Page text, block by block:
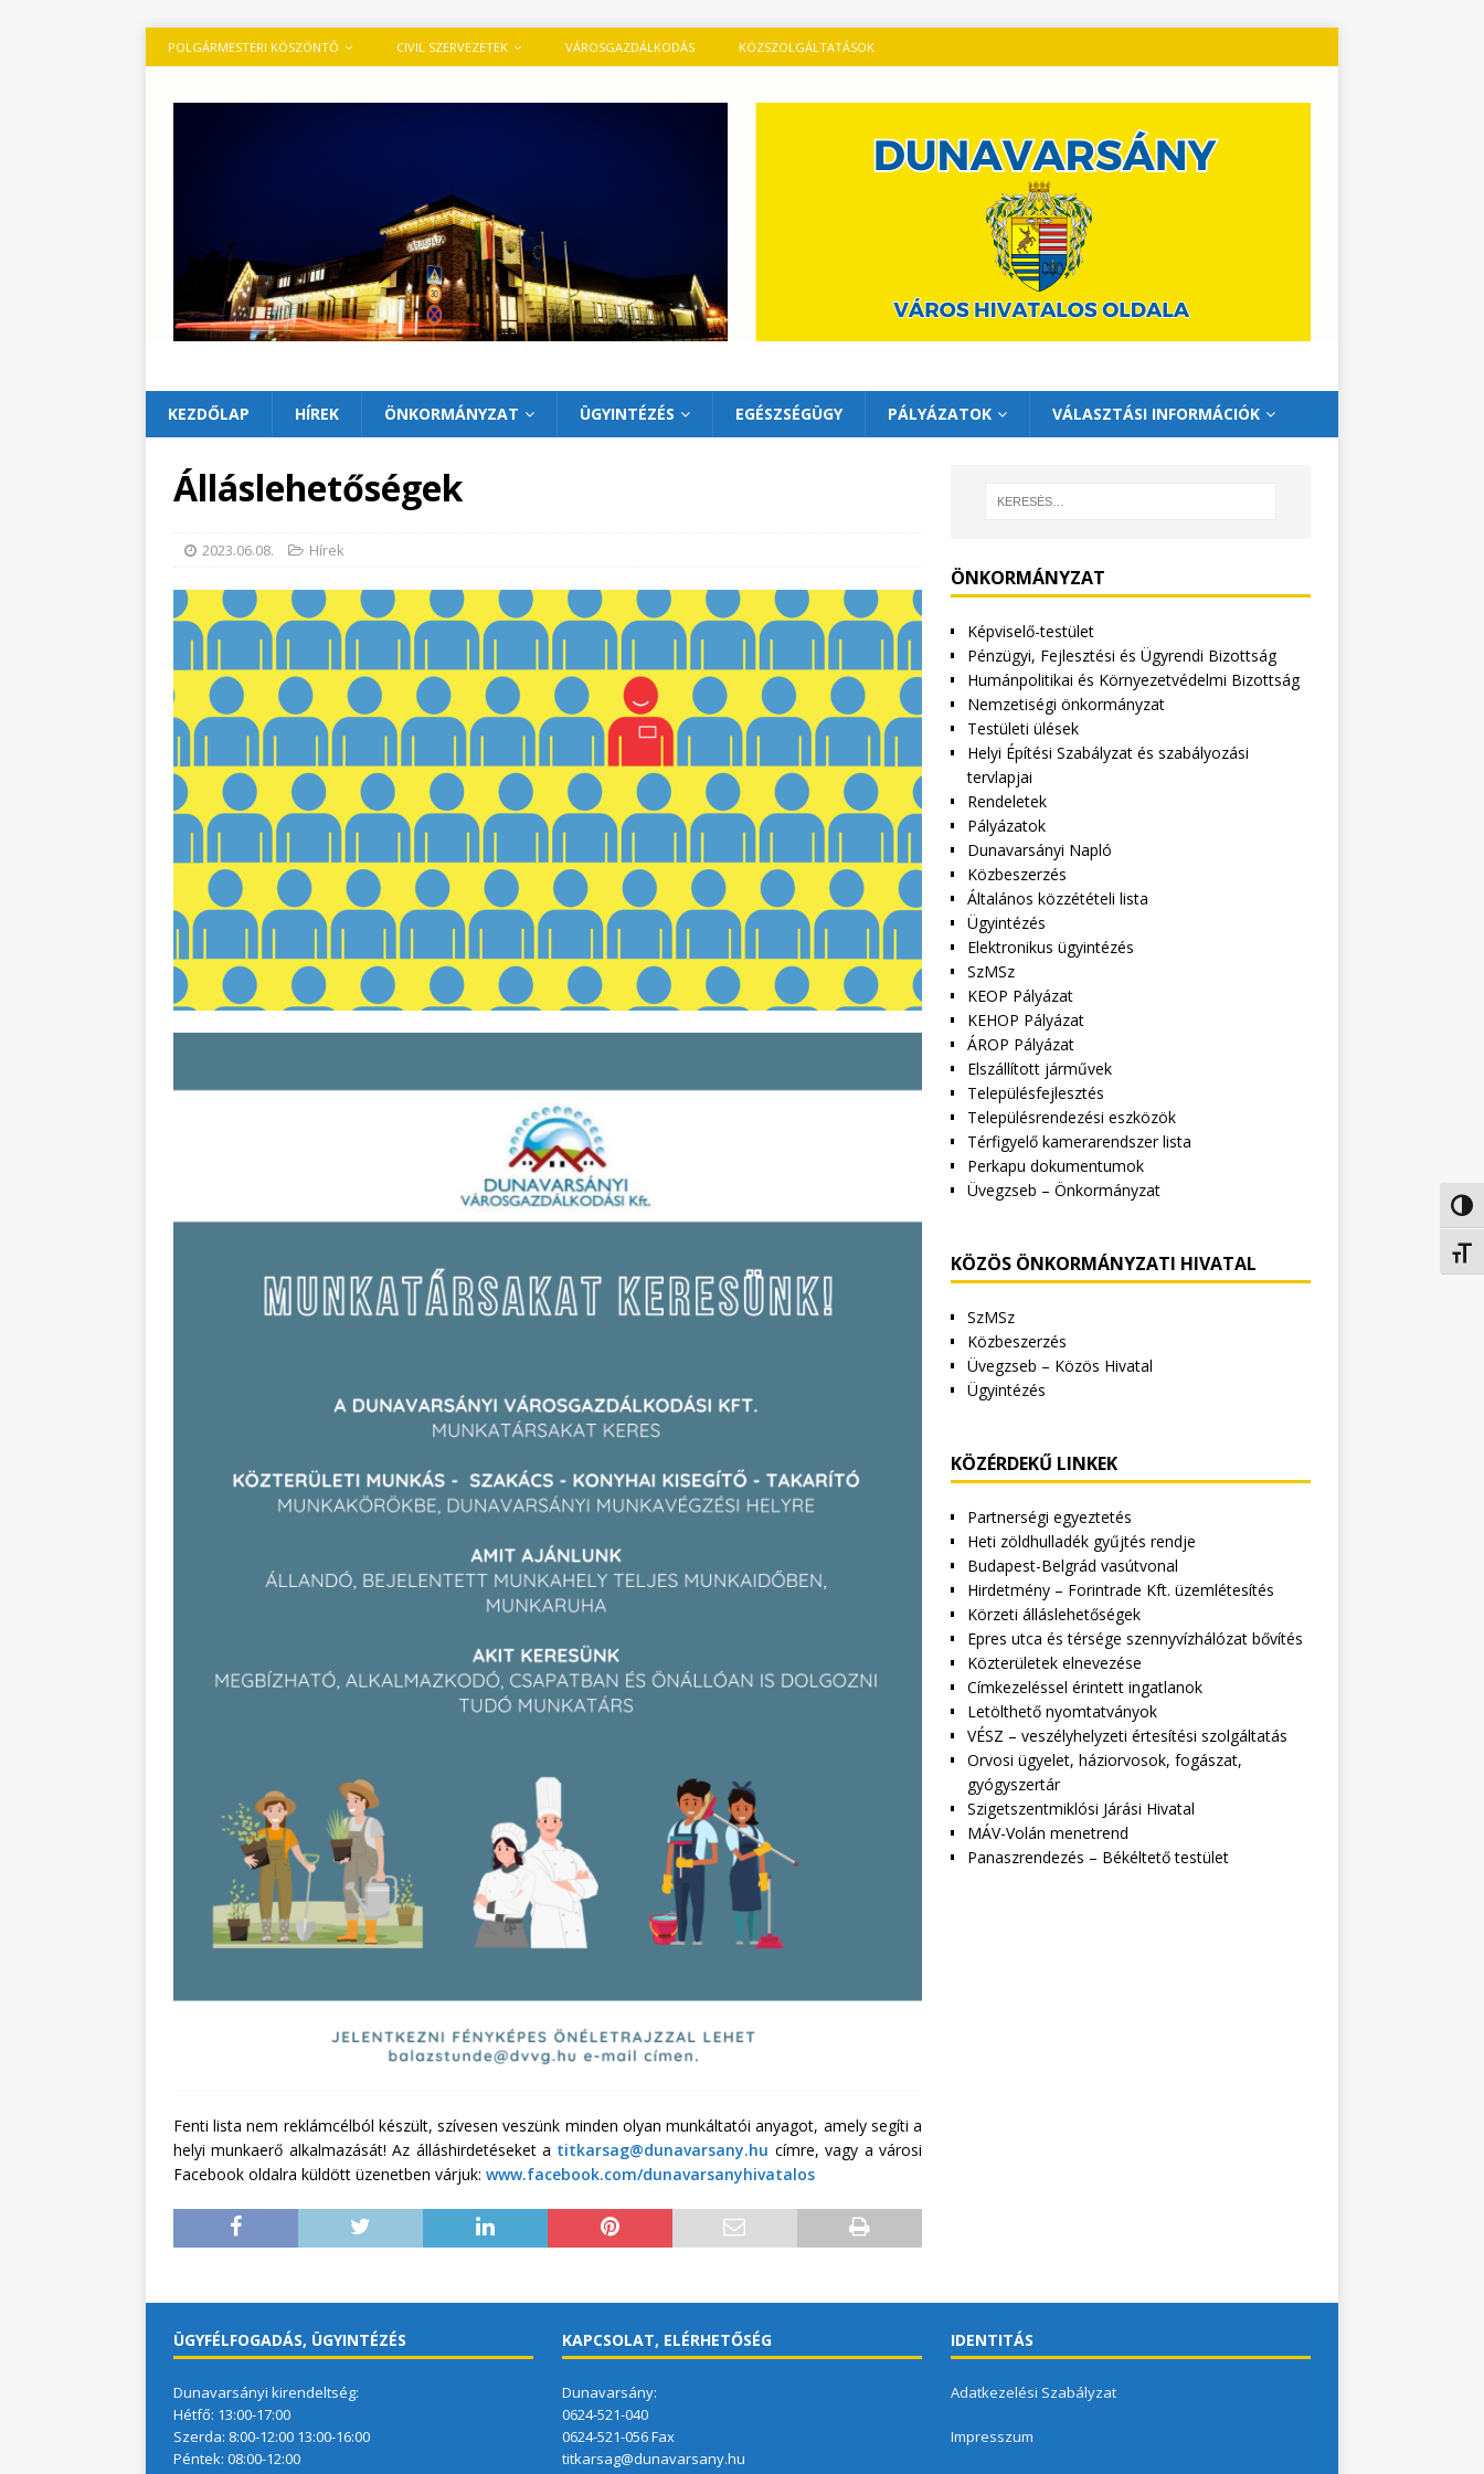
POLGÁRMESTERI KÖSZÖNTŐ CIVIL SZERVEZETEK VÁROSGAZDÁLKODÁS KÖZSZOLGÁLTATÁSOK
KEZDŐLAP HÍREK ÖNKORMÁNYZAT ÜGYINTÉZÉS EGÉSZSÉGÜGY PÁLYÁZATOK VÁLASZTÁSI INFORMÁCIÓK
Álláslehetőségek
2023.06.08. Hírek
Fenti lista nem reklámcélból készült, szívesen veszünk minden olyan munkáltatói anyagot, amely segíti a
helyi munkaerő alkalmazását! Az álláshirdetéseket a titkarsag@dunavarsany.hu címre, vagy a városi
Facebook oldalra küldött üzenetben várjuk: www.facebook.com/dunavarsanyhivatalos
ÖNKORMÁNYZAT
Képviselő-testület
Pénzügyi, Fejlesztési és Ügyrendi Bizottság
Humánpolitikai és Környezetvédelmi Bizottság
Nemzetiségi önkormányzat
Testületi ülések
Helyi Építési Szabályzat és szabályozási
tervlapjai
Rendeletek
Pályázatok
Dunavarsányi Napló
Közbeszerzés
Általános közzétételi lista
Ügyintézés
Elektronikus ügyintézés
SzMSz
KEOP Pályázat
KEHOP Pályázat
ÁROP Pályázat
Elszállított járművek
Településfejlesztés
Településrendezési eszközök
Térfigyelő kamerarendszer lista
Perkapu dokumentumok
Üvegzseb – Önkormányzat
KÖZÖS ÖNKORMÁNYZATI HIVATAL
SzMSz
Közbeszerzés
Üvegzseb – Közös Hivatal
Ügyintézés
KÖZÉRDEKŰ LINKEK
Partnerségi egyeztetés
Heti zöldhulladék gyűjtés rendje
Budapest-Belgrád vasútvonal
Hirdetmény – Forintrade Kft. üzemlétesítés
Körzeti álláslehetőségek
Epres utca és térsége szennyvízhálózat bővítés
Közterületek elnevezése
Címkezeléssel érintett ingatlanok
Letölthető nyomtatványok
VÉSZ – veszélyhelyzeti értesítési szolgáltatás
Orvosi ügyelet, háziorvosok, fogászat,
gyógyszertár
Szigetszentmiklósi Járási Hivatal
MÁV-Volán menetrend
Panaszrendezés – Békéltető testület
ÜGYFÉLFOGADÁS, ÜGYINTÉZÉS
Dunavarsányi kirendeltség:
Hétfő: 13:00-17:00
Szerda: 8:00-12:00 13:00-16:00
Péntek: 08:00-12:00
KAPCSOLAT, ELÉRHETŐSÉG
Dunavarsány:
0624-521-040
0624-521-056 Fax
titkarsag@dunavarsany.hu
IDENTITÁS
Adatkezelési Szabályzat
Impresszum